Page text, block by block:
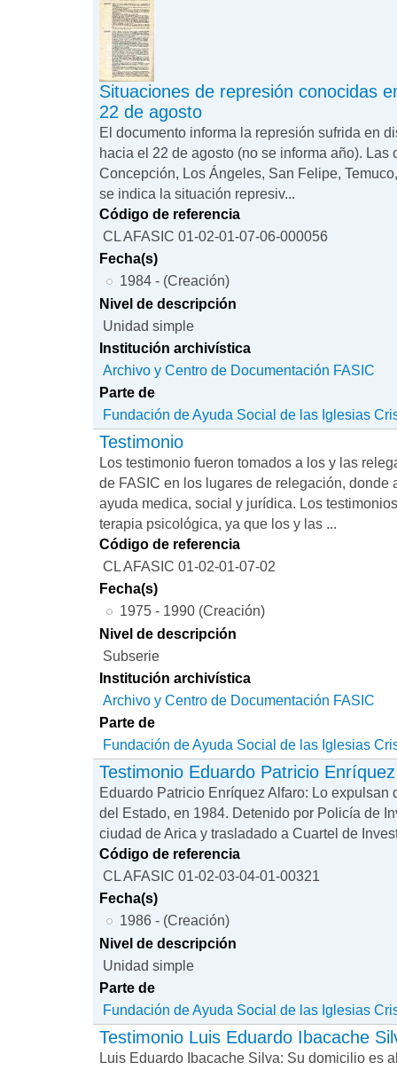
Situaciones de represión conocidas
22 de agosto
El documento informa la represión sufrida en
hacia el 22 de agosto (no se informa año). Las
Concepción, Los Ángeles, San Felipe,
se indica la situación represiv...
Código de referencia
CL AFASIC 01-02-01-07-06-000056
Fecha(s)
1984 - (Creación)
Nivel de descripción
Unidad simple
Institución archivística
Archivo y Centro de Documentación FASIC
Parte de
Fundación de Ayuda Social de las Iglesias
Testimonio
Los testimonio fueron tomados a los y las
de FASIC en los lugares de relegación, donde
ayuda medica, social y jurídica. Los
terapia psicológica, ya que los y las ...
Código de referencia
CL AFASIC 01-02-01-07-02
Fecha(s)
1975 - 1990 (Creación)
Nivel de descripción
Subserie
Institución archivística
Archivo y Centro de Documentación FASIC
Parte de
Fundación de Ayuda Social de las Iglesias
Testimonio Eduardo Patricio
Eduardo Patricio Enríquez Alfaro: Lo expulsan
del Estado, en 1984. Detenido por Policía de
ciudad de Arica y trasladado a Cuartel de
Código de referencia
CL AFASIC 01-02-03-04-01-00321
Fecha(s)
1986 - (Creación)
Nivel de descripción
Unidad simple
Parte de
Fundación de Ayuda Social de las Iglesias
Testimonio Luis Eduardo Ibacache
Luis Eduardo Ibacache Silva: Su domicilio es